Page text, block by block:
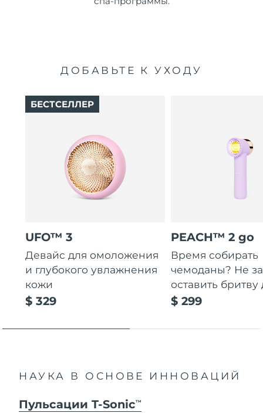
ДОБАВЬТЕ К УХОДУ
UFO™ 3
Девайс для омоложения
и глубокого увлажнения
кожи
$ 329
БЕСТСЕЛЛЕР
PEACH™ 2 go
Время собирать
чемоданы? Не
оставить бритву
$ 299
НАУКА В ОСНОВЕ ИННОВАЦИЙ
Пульсации T-SonicTM